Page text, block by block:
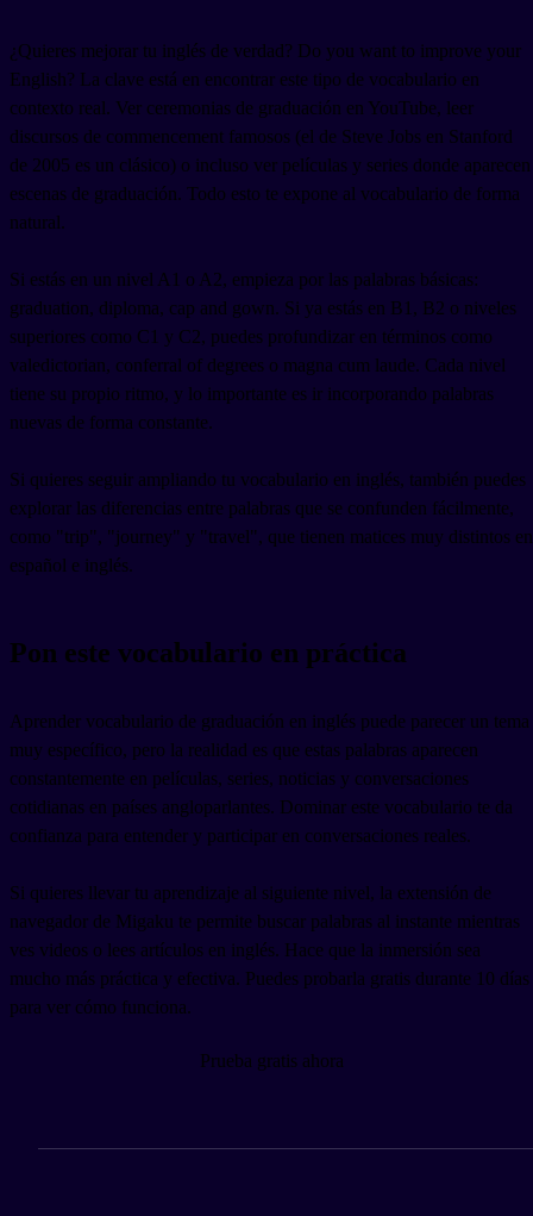
¿Quieres mejorar tu inglés de verdad? Do you want to improve your
English? La clave está en encontrar este tipo de vocabulario en
contexto real. Ver ceremonias de graduación en YouTube, leer
discursos de commencement famosos (el de Steve Jobs en Stanford
de 2005 es un clásico) o incluso ver películas y series donde aparecen
escenas de graduación. Todo esto te expone al vocabulario de forma
natural.
Si estás en un nivel A1 o A2, empieza por las palabras básicas:
graduation, diploma, cap and gown. Si ya estás en B1, B2 o niveles
superiores como C1 y C2, puedes profundizar en términos como
valedictorian, conferral of degrees o magna cum laude. Cada nivel
tiene su propio ritmo, y lo importante es ir incorporando palabras
nuevas de forma constante.
Si quieres seguir ampliando tu vocabulario en inglés, también puedes
explorar las diferencias entre palabras que se confunden fácilmente,
como "trip", "journey" y "travel", que tienen matices muy distintos en
español e inglés.
Pon este vocabulario en práctica
Aprender vocabulario de graduación en inglés puede parecer un tema
muy específico, pero la realidad es que estas palabras aparecen
constantemente en películas, series, noticias y conversaciones
cotidianas en países angloparlantes. Dominar este vocabulario te da
confianza para entender y participar en conversaciones reales.
Si quieres llevar tu aprendizaje al siguiente nivel, la extensión de
navegador de Migaku te permite buscar palabras al instante mientras
ves videos o lees artículos en inglés. Hace que la inmersión sea
mucho más práctica y efectiva. Puedes probarla gratis durante 10 días
para ver cómo funciona.
Prueba gratis ahora